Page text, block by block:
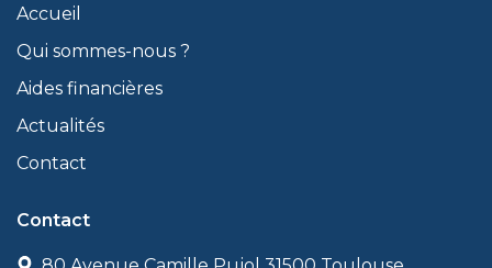
Accueil
Qui sommes-nous ?
Aides financières
Actualités
Contact
Contact